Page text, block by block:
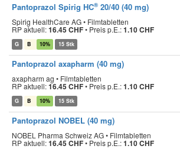
Pantoprazol Spirig HC® 20/40 (40 mg)
Spirig HealthCare AG • Filmtabletten
RP aktuell:16.45 CHF• Preis p.E.:1.10 CHF
G B 10% 15 Stk
Pantoprazol axapharm (40 mg)
axapharm ag • Filmtabletten
RP aktuell:16.45 CHF• Preis p.E.:1.10 CHF
G B 10% 15 Stk
Pantoprazol NOBEL (40 mg)
NOBEL Pharma Schweiz AG • Filmtabletten
RP aktuell:16.45 CHF• Preis p.E.:1.10 CHF